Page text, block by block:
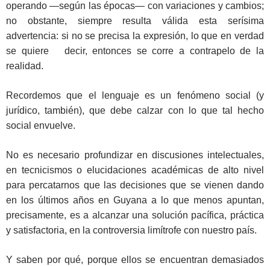
operando —según las épocas— con variaciones y cambios;
no obstante, siempre resulta válida esta serísima
advertencia: si no se precisa la expresión, lo que en verdad
se quiere decir, entonces se corre a contrapelo de la
realidad.
Recordemos que el lenguaje es un fenómeno social (y
jurídico, también), que debe calzar con lo que tal hecho
social envuelve.
No es necesario profundizar en discusiones intelectuales,
en tecnicismos o elucidaciones académicas de alto nivel
para percatarnos que las decisiones que se vienen dando
en los últimos años en Guyana a lo que menos apuntan,
precisamente, es a alcanzar una solución pacífica, práctica
y satisfactoria, en la controversia limítrofe con nuestro país.
Y saben por qué, porque ellos se encuentran demasiados